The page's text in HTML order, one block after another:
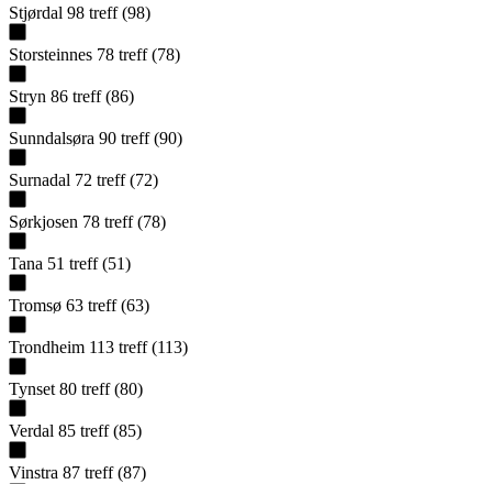
Stjørdal 98 treff (98)
Storsteinnes 78 treff (78)
Stryn 86 treff (86)
Sunndalsøra 90 treff (90)
Surnadal 72 treff (72)
Sørkjosen 78 treff (78)
Tana 51 treff (51)
Tromsø 63 treff (63)
Trondheim 113 treff (113)
Tynset 80 treff (80)
Verdal 85 treff (85)
Vinstra 87 treff (87)